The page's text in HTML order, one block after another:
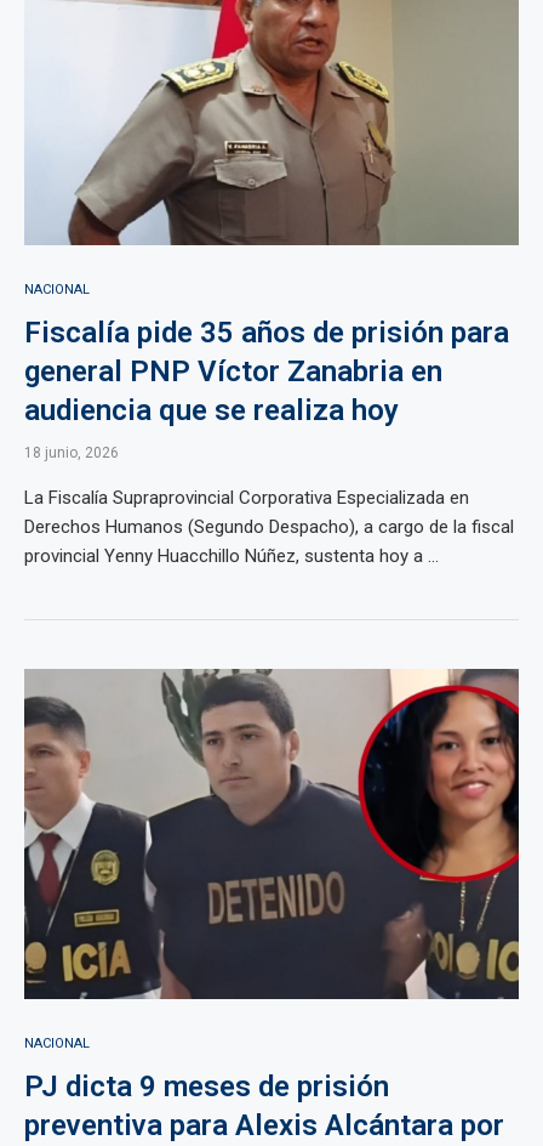
NACIONAL
Fiscalía pide 35 años de prisión para
general PNP Víctor Zanabria en
audiencia que se realiza hoy
18 junio, 2026
La Fiscalía Supraprovincial Corporativa Especializada en
Derechos Humanos (Segundo Despacho), a cargo de la fiscal
provincial Yenny Huacchillo Núñez, sustenta hoy a ...
NACIONAL
PJ dicta 9 meses de prisión
preventiva para Alexis Alcántara por